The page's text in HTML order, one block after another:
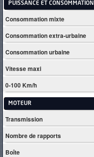
PUISSANCE ET CONSOMMATION
Consommation mixte
Consommation extra-urbaine
Consommation urbaine
Vitesse maxi
0-100 Km/h
MOTEUR
Transmission
Nombre de rapports
Boîte